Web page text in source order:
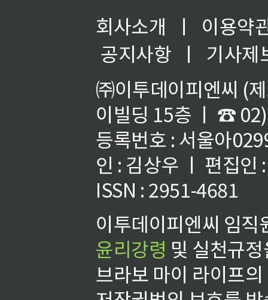
회사소개 ㅣ
이용약
공지사항
ㅣ
기사제
㈜이투데이피엔씨 (
이빌딩 15층 ㅣ ☎
등록번호 : 서울아
인 : 김상우 ㅣ 편집인
ISSN : 2951-4681
이투데이피엔씨 임
윤리강령 및 실천규
브라보 마이 라이프